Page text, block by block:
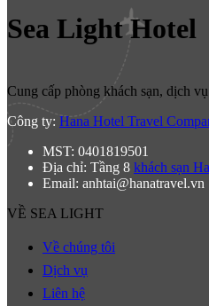
Sea Light Hotel
Cung cấp phòng khách sạn, dịch
Công ty: Hana Hotel Travel
MST: 0401819501
Địa chỉ: Tầng 8 khách sạn
Email: anhtai@hanatravel.vn
VỀ SEA LIGHT
Về chúng tôi
Dịch vụ
Liên hệ